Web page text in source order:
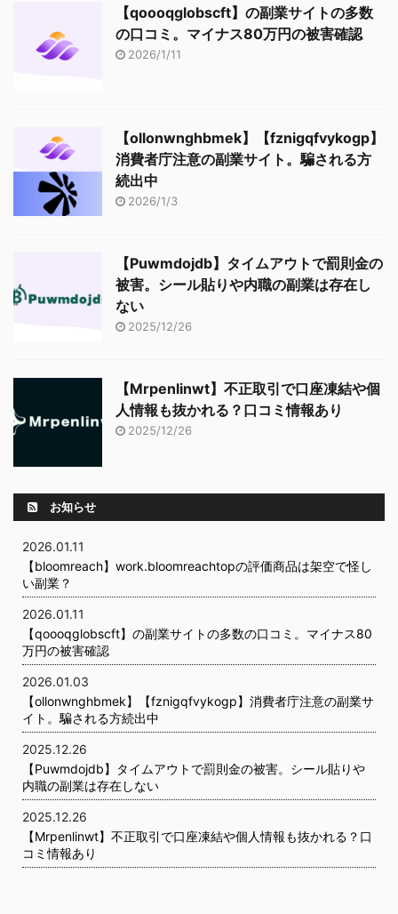
【qoooqglobscft】の副業サイトの多数
の口コミ。マイナス80万円の被害確認
2026/1/11
【ollonwnghbmek】【fznigqfvykogp】
消費者庁注意の副業サイト。騙される方
続出中
2026/1/3
【Puwmdojdb】タイムアウトで罰則金の
被害。シール貼りや内職の副業は存在し
ない
2025/12/26
【Mrpenlinwt】不正取引で口座凍結や個
人情報も抜かれる？口コミ情報あり
2025/12/26
お知らせ
2026.01.11
【bloomreach】work.bloomreachtopの評価商品は架空で怪し
い副業？
2026.01.11
【qoooqglobscft】の副業サイトの多数の口コミ。マイナス80
万円の被害確認
2026.01.03
【ollonwnghbmek】【fznigqfvykogp】消費者庁注意の副業サ
イト。騙される方続出中
2025.12.26
【Puwmdojdb】タイムアウトで罰則金の被害。シール貼りや
内職の副業は存在しない
2025.12.26
【Mrpenlinwt】不正取引で口座凍結や個人情報も抜かれる？口
コミ情報あり